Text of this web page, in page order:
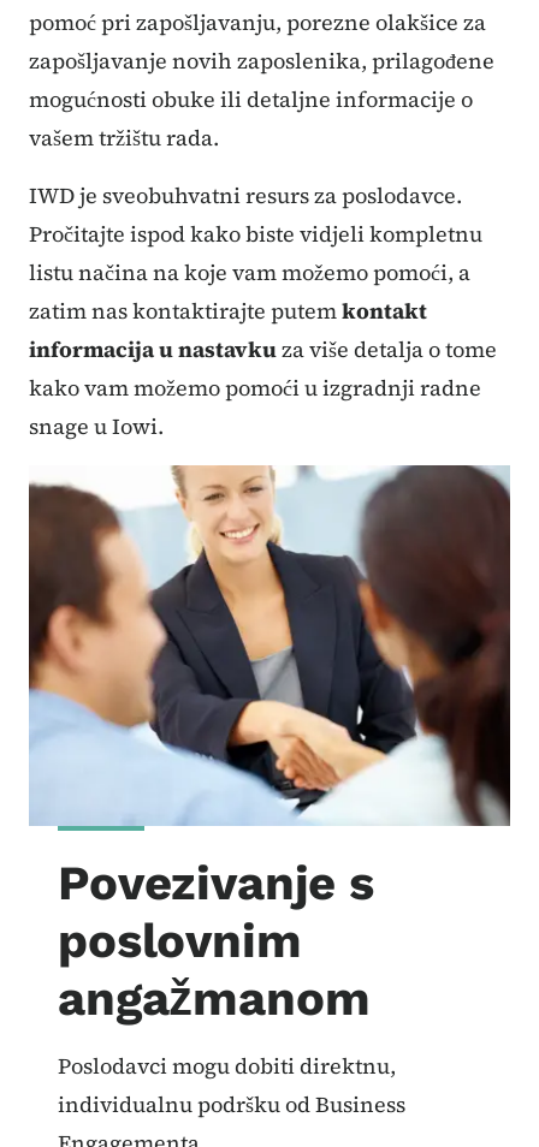
pomoć pri zapošljavanju, porezne olakšice za
zapošljavanje novih zaposlenika, prilagođene
mogućnosti obuke ili detaljne informacije o
vašem tržištu rada.
IWD je sveobuhvatni resurs za poslodavce.
Pročitajte ispod kako biste vidjeli kompletnu
listu načina na koje vam možemo pomoći, a
zatim nas kontaktirajte putemkontakt
informacija u nastavkuza više detalja o tome
kako vam možemo pomoći u izgradnji radne
snage u Iowi.
Povezivanje s
poslovnim
angažmanom
Poslodavci mogu dobiti direktnu,
individualnu podršku od Business